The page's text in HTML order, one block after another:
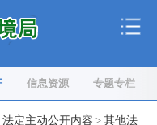
信息资源 专题专栏
法定主动公开内容 > 其他法